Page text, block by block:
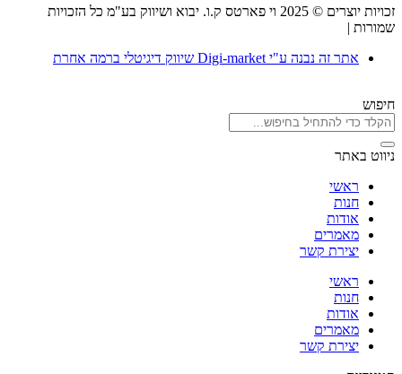
זכויות יוצרים © 2025 וי פארטס ק.ו. יבוא ושיווק בע"מ כל הזכויות
שמורות |
אתר זה נבנה ע"י Digi-market שיווק דיגיטלי ברמה אחרת
חיפוש
ניווט באתר
ראשי
חנות
אודות
מאמרים
יצירת קשר
ראשי
חנות
אודות
מאמרים
יצירת קשר